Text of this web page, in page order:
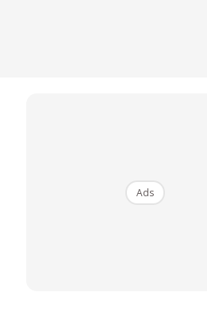
LIBUR.
Ads